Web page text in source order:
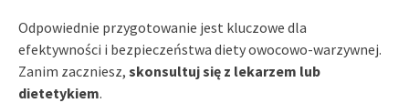
Odpowiednie przygotowanie jest kluczowe dla
efektywności i bezpieczeństwa diety owocowo-warzywnej.
Zanim zaczniesz, skonsultuj się z lekarzem lub
dietetykiem.